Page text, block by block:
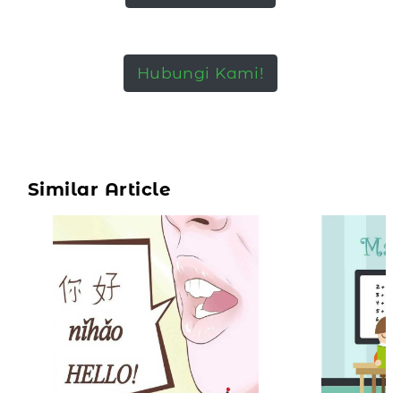
Hubungi Kami!
Similar Article